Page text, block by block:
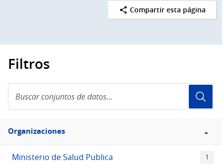
Compartir esta página
Filtros
conjuntos
de
Filtro
Organizaciones
Organizaciones
Ministerio de Salud Publica 1